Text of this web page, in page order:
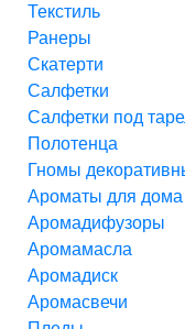
Текстиль
Ранеры
Скатерти
Салфетки
Салфетки под
Полотенца
Гномы
Ароматы для дома
Аромадифузоры
Аромамасла
Аромадиск
Аромасвечи